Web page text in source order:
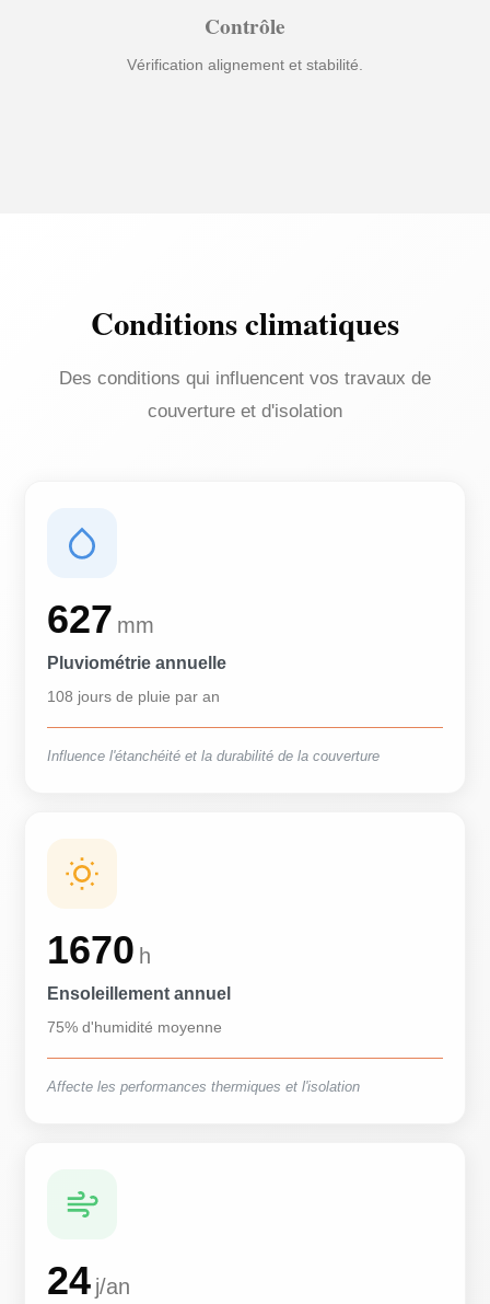
Contrôle
Vérification alignement et stabilité.
Conditions climatiques
Des conditions qui influencent vos travaux de
couverture et d'isolation
627 mm
Pluviométrie annuelle
108 jours de pluie par an
Influence l'étanchéité et la durabilité de la couverture
1670 h
Ensoleillement annuel
75% d'humidité moyenne
Affecte les performances thermiques et l'isolation
24 j/an